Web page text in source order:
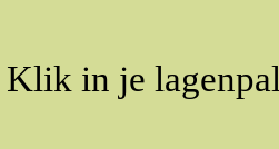
Klik in je